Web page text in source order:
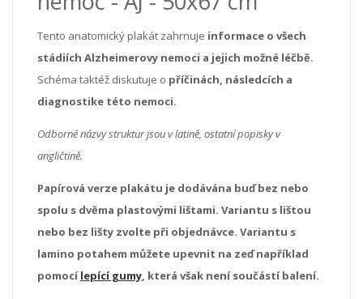
Tento anatomický plakát zahrnuje informace o všech
stádiích Alzheimerovy nemoci a jejich možné léčbě.
Schéma taktéž diskutuje o příčinách, následcích a
diagnostike této nemoci.
Odborné názvy struktur jsou v latině, ostatní popisky v
angličtině.
Papírová verze plakátu je dodávána buď bez nebo
spolu s dvěma plastovými lištami. Variantu s lištou
nebo bez lišty zvolte při objednávce. Variantu s
lamino potahem můžete upevnit na zeď například
pomocílepící gumy, která však není součástí balení.